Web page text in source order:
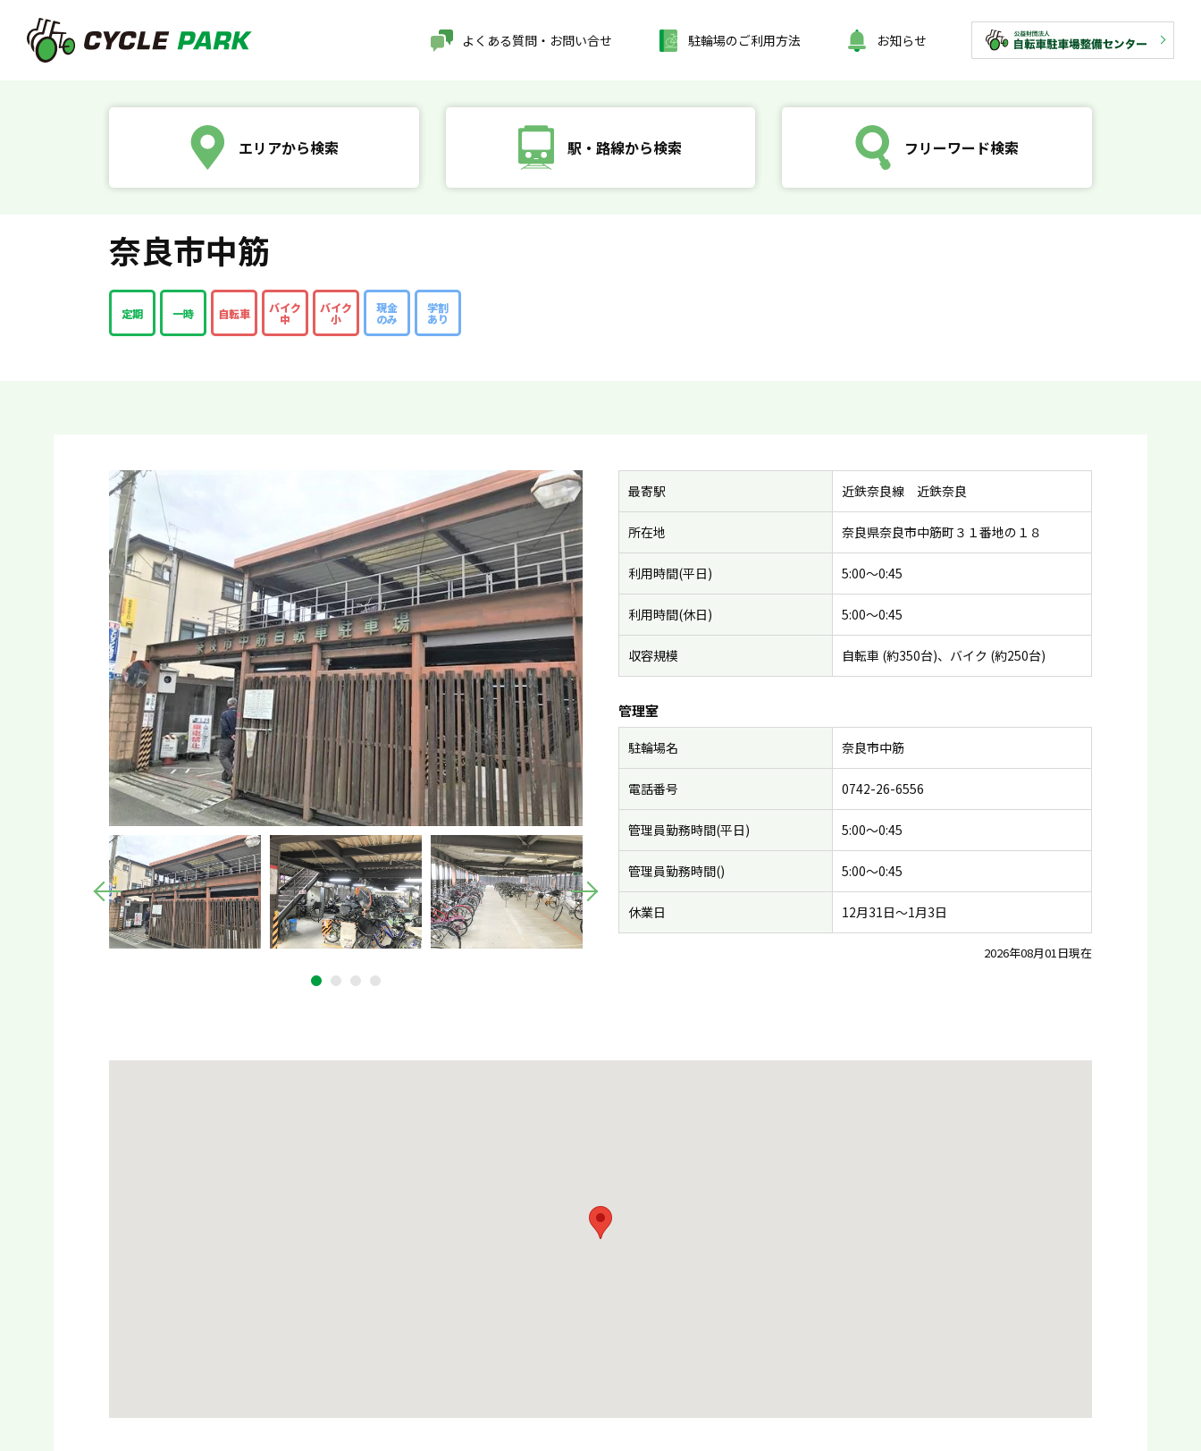
よくある質問・お問い合せ 駐輪場のご利用方法 お知らせ
エリアから検索 駅・路線から検索 フリーワード検索
奈良市中筋
定期 一時 自転車 バイク
中
バイク
小
現金
のみ
学割
あり
最寄駅 近鉄奈良線 近鉄奈良
所在地 奈良県奈良市中筋町３１番地の１８
利用時間(平日) 5:00〜0:45
利用時間(休日) 5:00〜0:45
収容規模 自転車 (約350台)、バイク (約250台)
管理室
駐輪場名 奈良市中筋
電話番号 0742-26-6556
管理員勤務時間(平日) 5:00〜0:45
管理員勤務時間() 5:00〜0:45
休業日 12月31日〜1月3日
2026年08月01日現在